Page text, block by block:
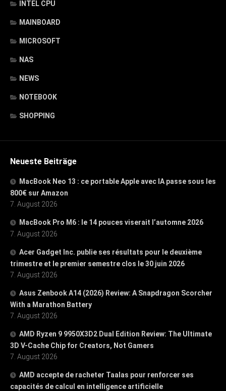
INTEL CPU
MAINBOARD
MICROSOFT
NAS
NEWS
NOTEBOOK
SHOPPING
Neueste Beiträge
MacBook Neo 13 : ce portable Apple avec IA passe sous les
800€ sur Amazon
7. August 2026
MacBook Pro M6 : le 14 pouces viserait l’automne 2026
7. August 2026
Acer Gadget Inc. publie ses résultats pour le deuxième
trimestre et le premier semestre clos le 30 juin 2026
7. August 2026
Asus Zenbook A14 (2026) Review: A Snapdragon Scorcher
With a Marathon Battery
7. August 2026
AMD Ryzen 9 9950X3D2 Dual Edition Review: The Ultimate
3D V-Cache Chip for Creators, Not Gamers
7. August 2026
AMD accepte de racheter Taalas pour renforcer ses
capacités de calcul en intelligence artificielle